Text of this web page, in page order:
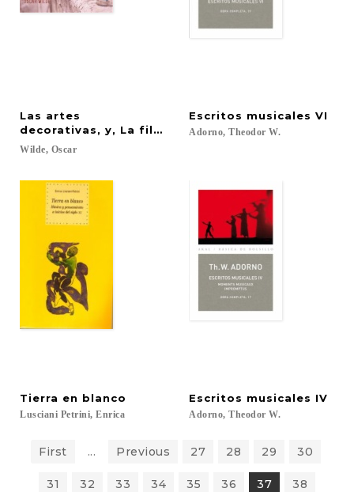
Las artes
decorativas, y, La filosofía del vestido
Wilde, Oscar
Escritos musicales VI
Adorno, Theodor W.
Tierra en blanco
Lusciani Petrini, Enrica
Escritos musicales IV
Adorno, Theodor W.
First ... Previous 27 28 29 30
31 32 33 34 35 36 37 38